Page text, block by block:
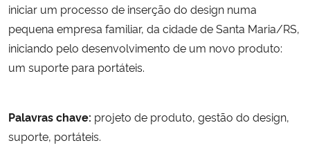
Secretaria de Governo
Gabinete de Segurança Institucional
Banco Central do Brasil
iniciar um processo de inserção do design numa
pequena empresa familiar, da cidade de Santa Maria/RS,
iniciando pelo desenvolvimento de um novo produto:
um suporte para portáteis.
Palavras chave: projeto de produto, gestão do design,
suporte, portáteis.